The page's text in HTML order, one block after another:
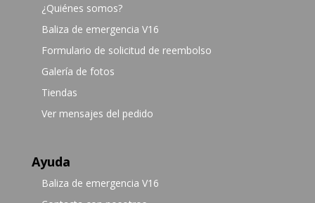
¿Quiénes somos?
Baliza de emergencia V16
Formulario de solicitud de reembolso
Galería de fotos
Tiendas
Ver mensajes del pedido
Ayuda
Baliza de emergencia V16